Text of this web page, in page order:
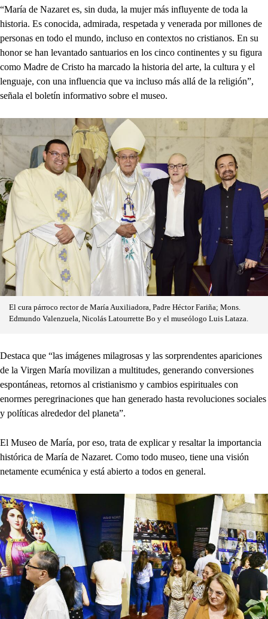
“María de Nazaret es, sin duda, la mujer más influyente de toda la
historia. Es conocida, admirada, respetada y venerada por millones de
personas en todo el mundo, incluso en contextos no cristianos. En su
honor se han levantado santuarios en los cinco continentes y su figura
como Madre de Cristo ha marcado la historia del arte, la cultura y el
lenguaje, con una influencia que va incluso más allá de la religión”,
señala el boletín informativo sobre el museo.
El cura párroco rector de María Auxiliadora, Padre Héctor Fariña; Mons.
Edmundo Valenzuela, Nicolás Latourrette Bo y el museólogo Luis Lataza.
Destaca que “las imágenes milagrosas y las sorprendentes apariciones
de la Virgen María movilizan a multitudes, generando conversiones
espontáneas, retornos al cristianismo y cambios espirituales con
enormes peregrinaciones que han generado hasta revoluciones sociales
y políticas alrededor del planeta”.
El Museo de María, por eso, trata de explicar y resaltar la importancia
histórica de María de Nazaret. Como todo museo, tiene una visión
netamente ecuménica y está abierto a todos en general.